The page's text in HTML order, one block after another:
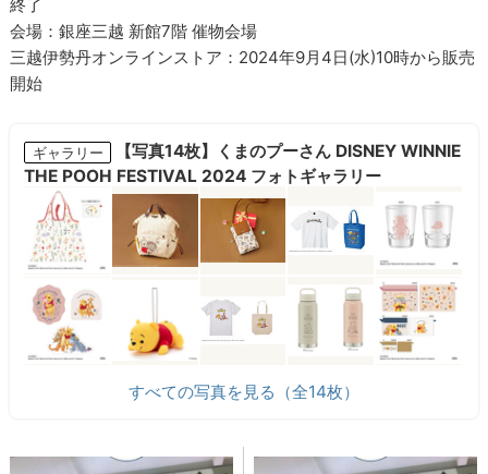
終了
会場：銀座三越 新館7階 催物会場
三越伊勢丹オンラインストア：2024年9月4日(水)10時から販売
開始
ギャラリー
【写真14枚】くまのプーさん DISNEY WINNIE
THE POOH FESTIVAL 2024 フォトギャラリー
すべての写真を見る（全14枚）